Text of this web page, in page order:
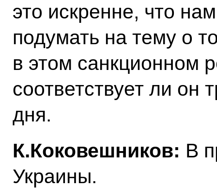
это искренне, что
подумать на тему о
в этом санкционном
соответствует ли он
дня.
К.Коковешников: В
Украины.